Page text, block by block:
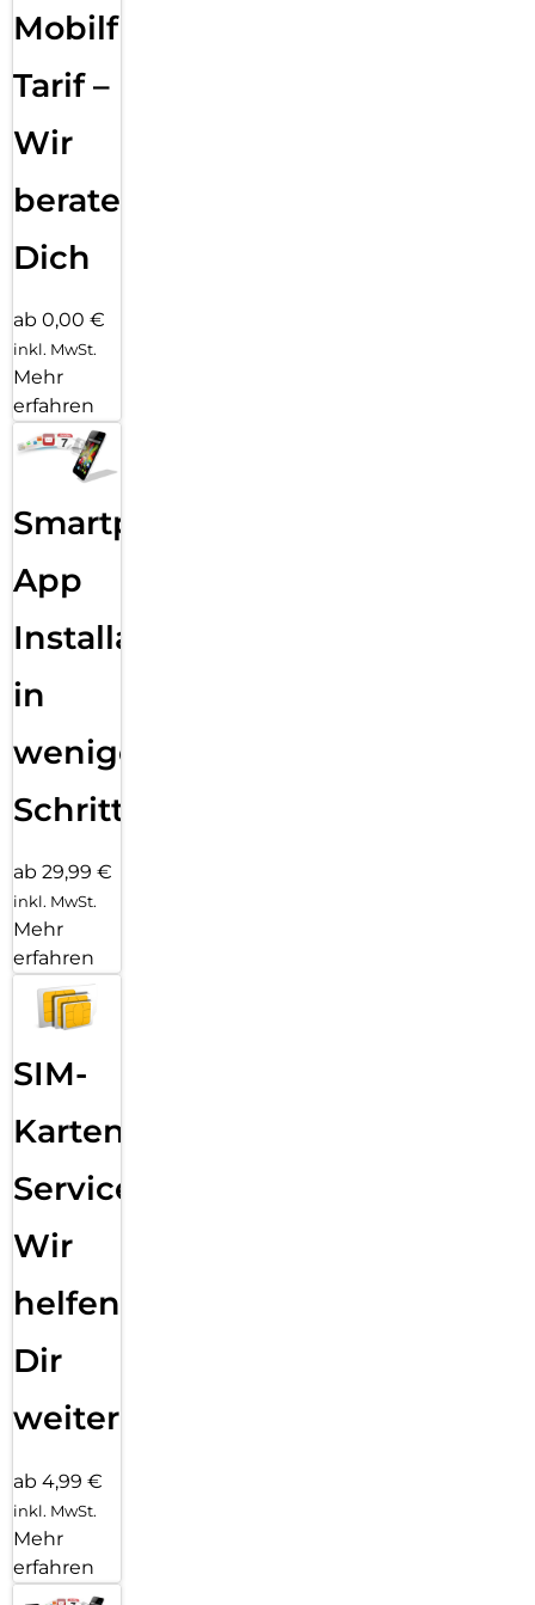
Mobilfunk
Tarif –
Wir
beraten
Dich
ab 0,00 €
inkl. MwSt.
Mehr
erfahren
Smartphone
App
Installation
in
wenigen
Schritten
ab 29,99 €
inkl. MwSt.
Mehr
erfahren
SIM-
Karten
Service:
Wir
helfen
Dir
weiter
ab 4,99 €
inkl. MwSt.
Mehr
erfahren